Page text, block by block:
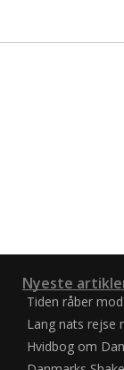
Nyeste
Tiden råber
Lang nats rejse
Hvidbog om